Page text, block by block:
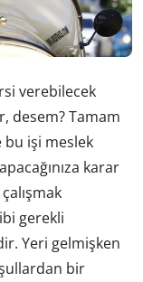
verebilecek
desem? Tamam
işi meslek
karar
gerekli
Yeri gelmişken
bir